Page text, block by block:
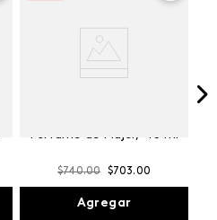
Perfume de Mujer, 45 ml
$740.00 $703.00
Agregar